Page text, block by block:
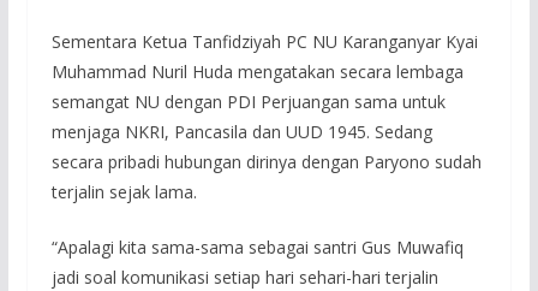
Sementara Ketua Tanfidziyah PC NU Karanganyar Kyai
Muhammad Nuril Huda mengatakan secara lembaga
semangat NU dengan PDI Perjuangan sama untuk
menjaga NKRI, Pancasila dan UUD 1945. Sedang
secara pribadi hubungan dirinya dengan Paryono sudah
terjalin sejak lama.
“Apalagi kita sama-sama sebagai santri Gus Muwafiq
jadi soal komunikasi setiap hari sehari-hari terjalin